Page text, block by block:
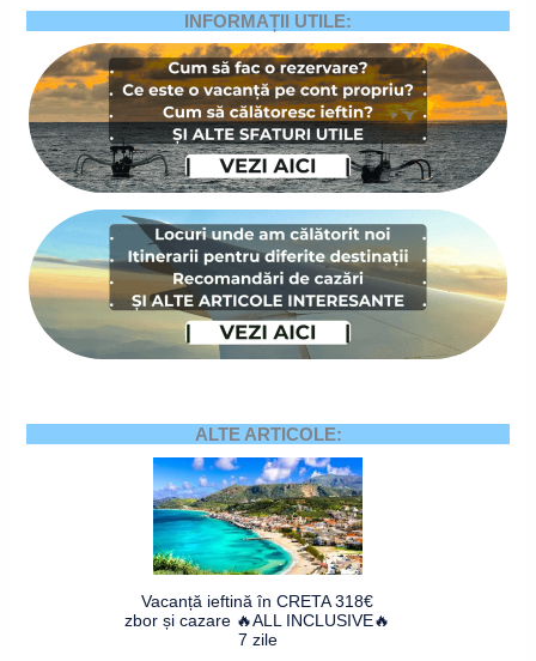
INFORMAȚII UTILE:
ALTE ARTICOLE:
Vacanță ieftină în CRETA 318€
zbor și cazare 🔥ALL INCLUSIVE🔥
7 zile